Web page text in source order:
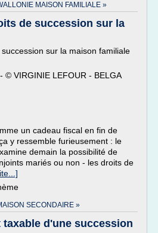
MAISON FAMILIALE »
de succession sur la
sur la maison familiale
© VIRGINIE LEFOUR - BELGA
un cadeau fiscal en fin de
y ressemble furieusement : le
demain la possibilité de
mariés ou non - les droits de
SECONDAIRE »
d'une succession